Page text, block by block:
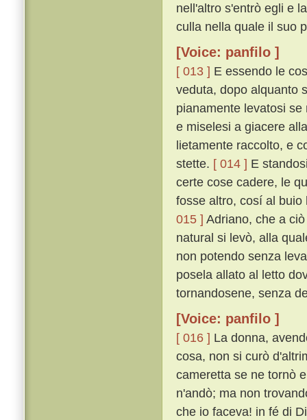
nell'altro s'entrò egli e
culla nella quale il suo
[Voice: panfilo ]
[ 013 ] E essendo le
veduta, dopo alquanto
pianamente levatosi
e miselesi a giacere
lietamente raccolto, e
stette. [ 014 ] E
certe cose cadere, le
fosse altro, cosí al
015 ] Adriano, che a
natural si levò, alla
non potendo senza
posela allato al letto
tornandosene, senza
[Voice: panfilo ]
[ 016 ] La donna,
cosa, non si curò
cameretta se ne tornò
n'andò; ma non
che io faceva! in fé di